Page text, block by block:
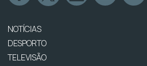
NOTÍCIAS
DESPORTO
TELEVISÃO